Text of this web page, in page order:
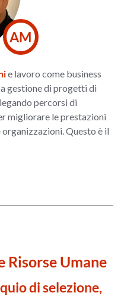
AM
e lavoro come business
gestione di progetti di
percorsi di
migliorare le prestazioni
Questo è il
Risorse Umane
di selezione,